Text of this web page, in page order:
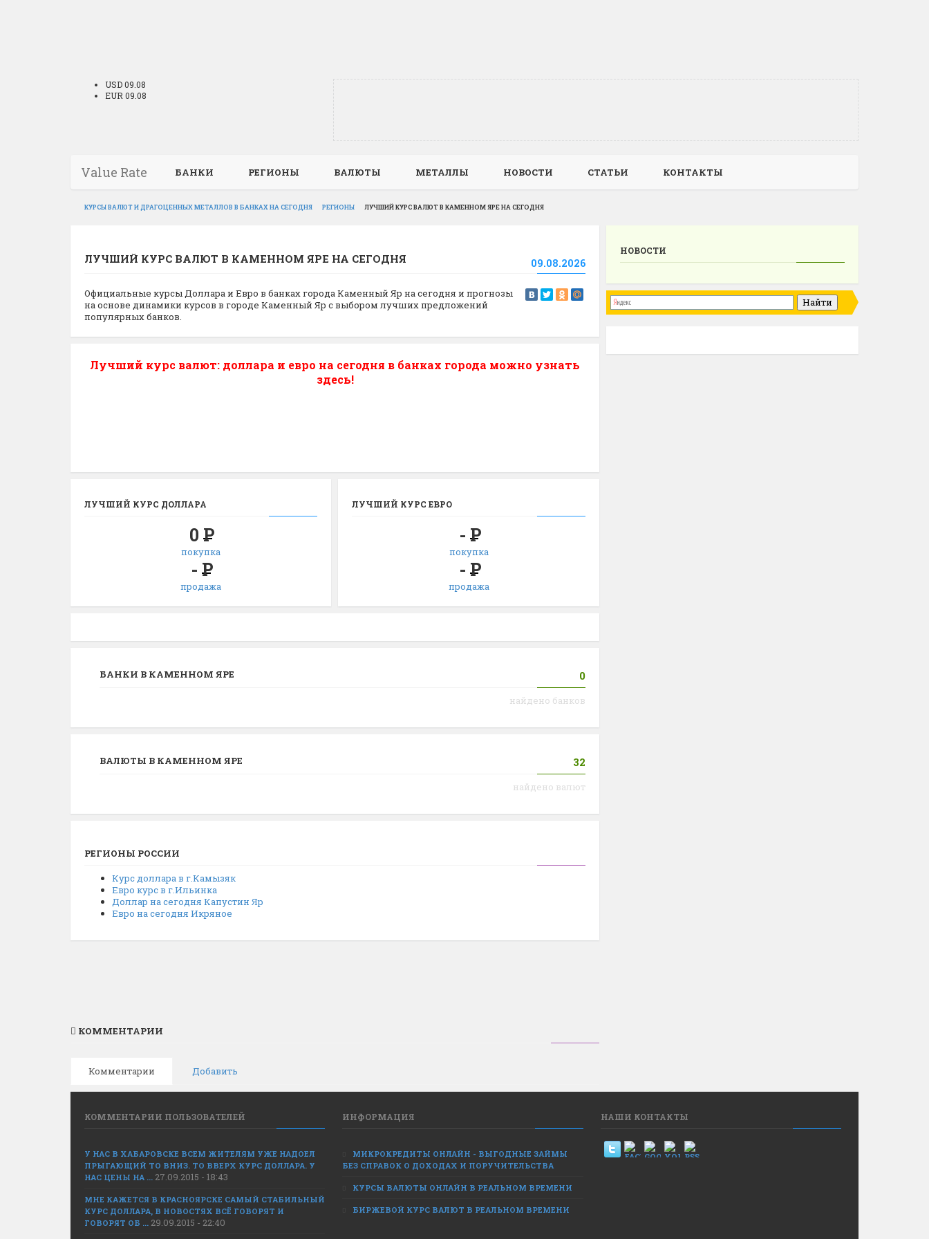
USD 09.08
EUR 09.08
Value Rate БАНКИ РЕГИОНЫ ВАЛЮТЫ МЕТАЛЛЫ НОВОСТИ СТАТЬИ КОНТАКТЫ
КУРСЫ ВАЛЮТ И ДРАГОЦЕННЫХ МЕТАЛЛОВ В БАНКАХ НА СЕГОДНЯ РЕГИОНЫ ЛУЧШИЙ КУРС ВАЛЮТ В КАМЕННОМ ЯРЕ НА СЕГОДНЯ
ЛУЧШИЙ КУРС ВАЛЮТ В КАМЕННОМ ЯРЕ НА СЕГОДНЯ 09.08.2026
Официальные курсы Доллара и Евро в банках города Каменный Яр на сегодня и прогнозы
на основе динамики курсов в городе Каменный Яр с выбором лучших предложений
популярных банков.
Лучший курс валют: доллара и евро на сегодня в банках города можно узнать
здесь!
ЛУЧШИЙ КУРС ДОЛЛАРА
0Р
покупка
-Р
продажа
ЛУЧШИЙ КУРС ЕВРО
- Р
покупка
- Р
продажа
БАНКИ В КАМЕННОМ ЯРЕ 0
найдено банков
ВАЛЮТЫ В КАМЕННОМ ЯРЕ 32
найдено валют
РЕГИОНЫ РОССИИ
Курс доллара в г.Камызяк
Евро курс в г.Ильинка
Доллар на сегодня Капустин Яр
Евро на сегодня Икряное
КОММЕНТАРИИ
Комментарии Добавить
НОВОСТИ
КОММЕНТАРИИ ПОЛЬЗОВАТЕЛЕЙ
У НАС В ХАБАРОВСКЕ ВСЕМ ЖИТЕЛЯМ УЖЕ НАДОЕЛ
ПРЫГАЮЩИЙ ТО ВНИЗ. ТО ВВЕРХ КУРС ДОЛЛАРА. У
НАС ЦЕНЫ НА ... 27.09.2015 - 18:43
МНЕ КАЖЕТСЯ В КРАСНОЯРСКЕ САМЫЙ СТАБИЛЬНЫЙ
КУРС ДОЛЛАРА, В НОВОСТЯХ ВСЁ ГОВОРЯТ И
ГОВОРЯТ ОБ ... 29.09.2015 - 22:40
ИНФОРМАЦИЯ
МИКРОКРЕДИТЫ ОНЛАЙН - ВЫГОДНЫЕ ЗАЙМЫ
БЕЗ СПРАВОК О ДОХОДАХ И ПОРУЧИТЕЛЬСТВА
КУРСЫ ВАЛЮТЫ ОНЛАЙН В РЕАЛЬНОМ ВРЕМЕНИ
БИРЖЕВОЙ КУРС ВАЛЮТ В РЕАЛЬНОМ ВРЕМЕНИ
НАШИ КОНТАКТЫ